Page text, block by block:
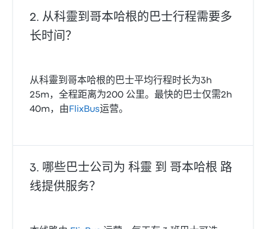
从科靈到哥本哈根的巴士行程需要多
长时间？
从科靈到哥本哈根的巴士平均行程时长为3h
25m，全程距离为200 公里。最快的巴士仅需2h
40m，由 FlixBus运营。
哪些巴士公司为 科靈 到 哥本哈根 路
线提供服务？